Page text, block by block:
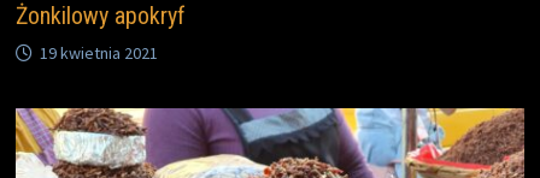
Żonkilowy apokryf
19 kwietnia 2021